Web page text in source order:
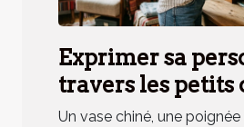
Exprimer sa
travers les petits
déco, mythe ou
Un vase chiné, une